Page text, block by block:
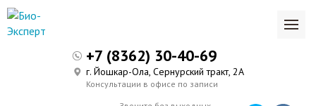
+7 (8362) 30-40-69
г. Йошкар-Ола, Сернурский тракт, 2А
Консультации в офисе по записи